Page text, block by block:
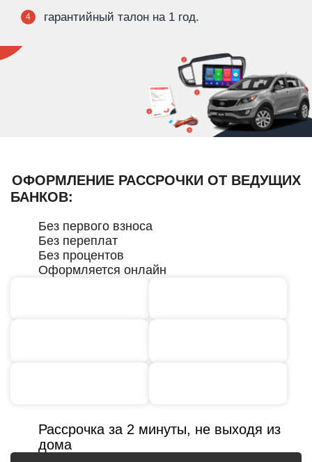
4 гарантийный талон на 1 год.
ОФОРМЛЕНИЕ РАССРОЧКИ ОТ ВЕДУЩИХ
БАНКОВ:
Без первого взноса
Без переплат
Без процентов
Оформляется онлайн
Рассрочка за 2 минуты, не выходя из
дома